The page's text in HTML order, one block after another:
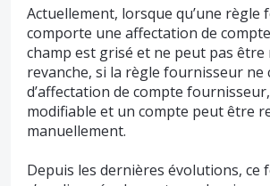
Actuellement, lorsque qu’une règle
comporte une affectation de
champ est grisé et ne peut pas être
revanche, si la règle fournisseur ne
d’affectation de compte
modifiable et un compte peut être
manuellement.
Depuis les dernières évolutions, ce